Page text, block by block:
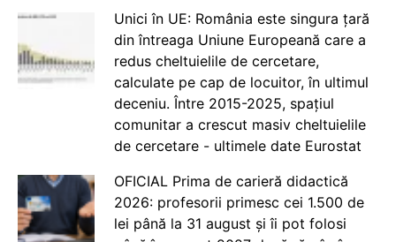
Unici în UE: România este singura țară
din întreaga Uniune Europeană care a
redus cheltuielile de cercetare,
calculate pe cap de locuitor, în ultimul
deceniu. Între 2015-2025, spațiul
comunitar a crescut masiv cheltuielile
de cercetare - ultimele date Eurostat
OFICIAL Prima de carieră didactică
2026: profesorii primesc cei 1.500 de
lei până la 31 august și îi pot folosi